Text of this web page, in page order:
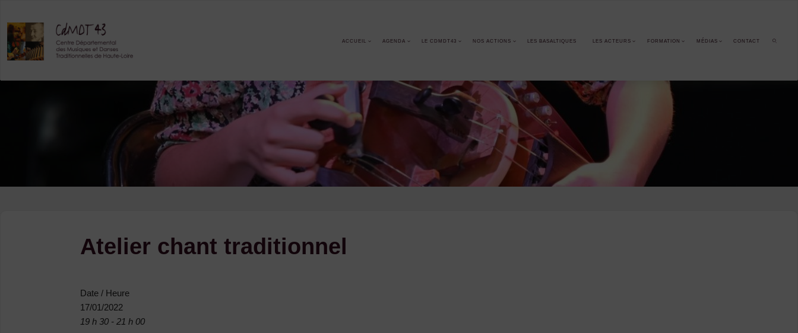
content
ACCUEIL AGENDA LE CDMDT43 NOS ACTIONS LES BASALTIQUES LES ACTEURS FORMATION MÉDIAS CONTACT
Atelier chant traditionnel
Date / Heure
17/01/2022
19 h 30 - 21 h 00